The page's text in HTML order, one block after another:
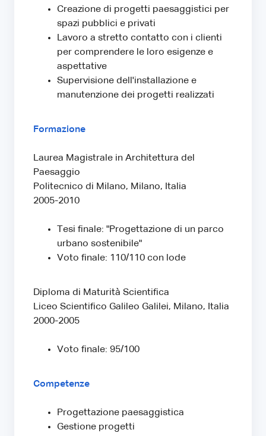
Creazione di progetti paesaggistici per
spazi pubblici e privati
Lavoro a stretto contatto con i clienti
per comprendere le loro esigenze e
aspettative
Supervisione dell'installazione e
manutenzione dei progetti realizzati
Formazione
Laurea Magistrale in Architettura del
Paesaggio
Politecnico di Milano, Milano, Italia
2005-2010
Tesi finale: "Progettazione di un parco
urbano sostenibile"
Voto finale: 110/110 con lode
Diploma di Maturità Scientifica
Liceo Scientifico Galileo Galilei, Milano, Italia
2000-2005
Voto finale: 95/100
Competenze
Progettazione paesaggistica
Gestione progetti